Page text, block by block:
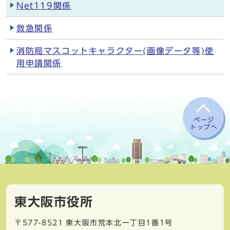
Net119関係
救急関係
消防局マスコットキャラクター(画像データ等)使
用申請関係
ページ
トップへ
東大阪市役所
〒577-8521 東大阪市荒本北一丁目1番1号